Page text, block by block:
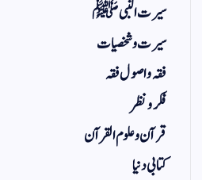
سیرت النبی ﷺ
سیرت و شخصیات
فقہ و اصول فقہ
فکر و نظر
قرآن و علوم القرآن
کتابی دنیا